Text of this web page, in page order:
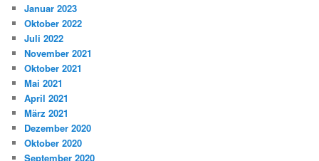
Januar 2023
Oktober 2022
Juli 2022
November 2021
Oktober 2021
Mai 2021
April 2021
März 2021
Dezember 2020
Oktober 2020
September 2020